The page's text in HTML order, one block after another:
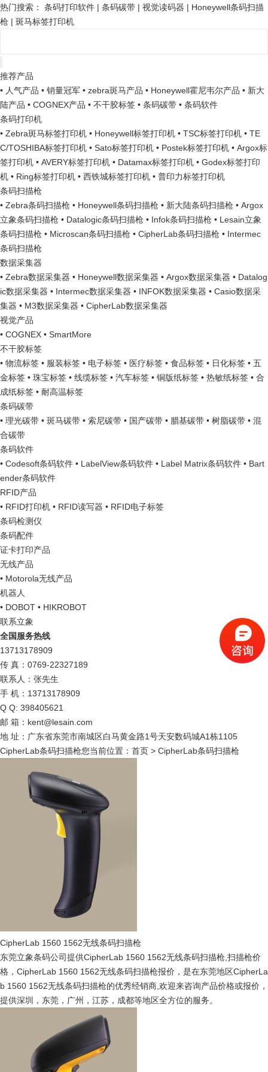
热门搜索： 条码打印软件 | 条码碳带 | 视觉读码器 | Honeywell条码扫描
枪 | 斑马标签打印机
推荐产品
• 人气产品 • 销量冠军 • zebra斑马产品 • Honeywell霍尼韦尔产品 • 新大
陆产品 • COGNEX产品 • 不干胶标签 • 条码碳带 • 条码软件
条码打印机
• Zebra斑马标签打印机 • Honeywell标签打印机 • TSC标签打印机 • TE
C/TOSHIBA标签打印机 • Sato标签打印机 • Postek标签打印机 • Argox标
签打印机 • AVERY标签打印机 • Datamax标签打印机 • Godex标签打印
机 • Ring标签打印机 • 西铁城标签打印机 • 普印力标签打印机
条码扫描枪
• Zebra条码扫描枪 • Honeywell条码扫描枪 • 新大陆条码扫描枪 • Argox
立象条码扫描枪 • Datalogic条码扫描枪 • Infok条码扫描枪 • Lesain立象
条码扫描枪 • Microscan条码扫描枪 • CipherLab条码扫描枪 • Intermec
条码扫描枪
数据采集器
• Zebra数据采集器 • Honeywell数据采集器 • Argox数据采集器 • Datalog
ic数据采集器 • Intermec数据采集器 • INFOK数据采集器 • Casio数据采
集器 • M3数据采集器 • CipherLab数据采集器
视觉产品
• COGNEX • SmartMore
不干胶标签
• 物流标签 • 服装标签 • 电子标签 • 医疗标签 • 食品标签 • 日化标签 • 五
金标签 • 珠宝标签 • 线缆标签 • 汽车标签 • 铜版纸标签 • 热敏纸标签 • 合
成纸标签 • 耐高温标签
条码碳带
• 理光碳带 • 斑马碳带 • 索尼碳带 • 国产碳带 • 腊基碳带 • 树脂碳带 • 混
合碳带
条码软件
• Codesoft条码软件 • LabelView条码软件 • Label Matrix条码软件 • Bart
ender条码软件
RFID产品
• RFID打印机 • RFID读写器 • RFID电子标签
条码检测仪
条码配件
证卡打印产品
无线产品
• Motorola无线产品
机器人
• DOBOT • HIKROBOT
联系立象
全国服务热线
13713178909
传 真：0769-22327189
联系人：张先生
手 机：13713178909
Q Q: 398405621
邮 箱：kent@lesain.com
地 址：广东省东莞市南城区白马黄金路1号天安数码城A1栋1105
CipherLab条码扫描枪您当前位置： 首页 > CipherLab条码扫描枪
CipherLab 1560 1562无线条码扫描枪
东莞立象条码公司提供CipherLab 1560 1562无线条码扫描枪,扫描枪价
格，CipherLab 1560 1562无线条码扫描枪报价，是在东莞地区CipherLa
b 1560 1562无线条码扫描枪的优秀经销商,欢迎来咨询产品价格或报价，
提供深圳，东莞，广州，江苏，成都等地区全方位的服务。